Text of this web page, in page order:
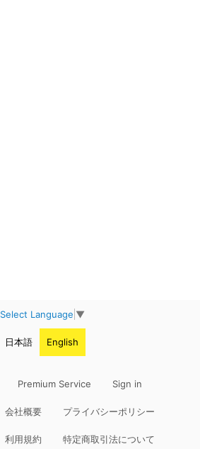
Select Language ▼
日本語 English
Premium Service Sign in
会社概要 プライバシーポリシー
利用規約 特定商取引法について